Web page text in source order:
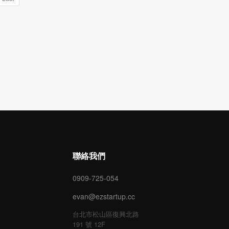
聯絡我們
0909-725-054
evan@ezstartup.cc
台北市松山區復興北路
191 號 12F